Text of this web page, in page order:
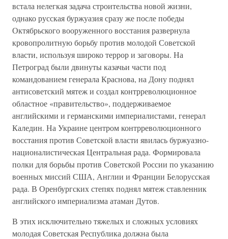
встала нелегкая задача строительства новой жизни,
однако русская буржуазия сразу же после победы
Октябрьского вооруженного восстания развернула
кровопролитную борьбу против молодой Советской
власти, используя широко террор и заговоры. На
Петроград были двинуты казачьи части под
командованием генерала Краснова, на Дону поднял
антисоветский мятеж и создал контрреволюционное
областное «правительство», поддерживаемое
английскими и германскими империалистами, генерал
Каледин. На Украине центром контрреволюционного
восстания против Советской власти явилась буржуазно-
националистическая Центральная рада. Формировала
полки для борьбы против Советской России по указанию
военных миссий США, Англии и Франции Белорусская
рада. В Оренбургских степях поднял мятеж ставленник
английского империализма атаман Дутов.
В этих исключительно тяжелых и сложных условиях
молодая Советская Республика должна была